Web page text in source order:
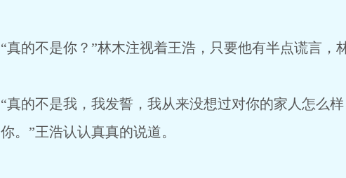
“真的不是你？”林木注视着王浩，只要他有半点谎言，
“真的不是我，我发誓，我从来没想过对你的家人怎么
你。”王浩认认真真的说道。